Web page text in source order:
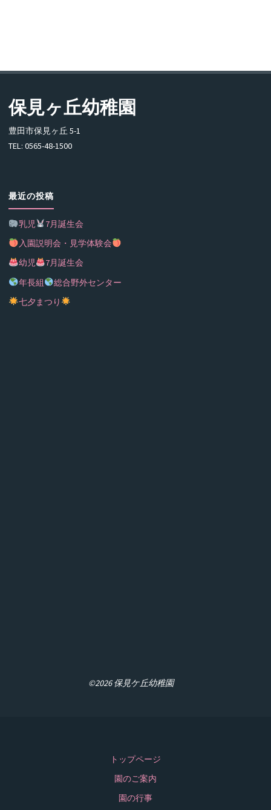
保見ヶ丘幼稚園
豊田市保見ヶ丘 5-1
TEL: 0565-48-1500
最近の投稿
乳児
7月誕生会
入園説明会・見学体験会
幼児
7月誕生会
年長組
総合野外センター
七夕まつり
©2026 保見ケ丘幼稚園
トップページ
園のご案内
園の行事